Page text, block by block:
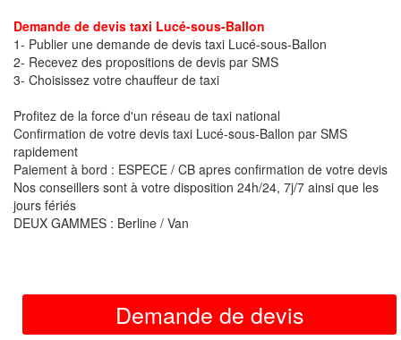
Demande de devis taxi Lucé-sous-Ballon
1- Publier une demande de devis taxi Lucé-sous-Ballon
2- Recevez des propositions de devis par SMS
3- Choisissez votre chauffeur de taxi
Profitez de la force d'un réseau de taxi national
Confirmation de votre devis taxi Lucé-sous-Ballon par SMS
rapidement
Paiement à bord : ESPECE / CB apres confirmation de votre devis
Nos conseillers sont à votre disposition 24h/24, 7j/7 ainsi que les
jours fériés
DEUX GAMMES : Berline / Van
Demande de devis